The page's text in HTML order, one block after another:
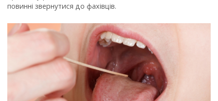
повинні звернутися до фахівців.